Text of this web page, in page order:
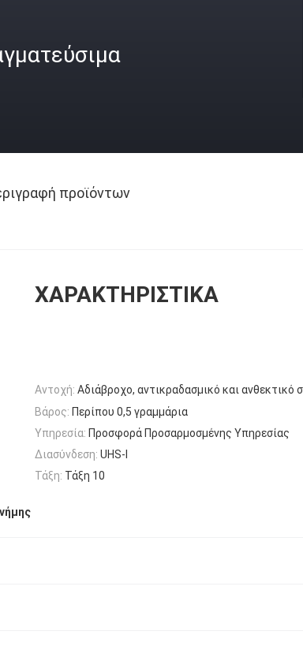
προϊόντων
ΧΑΡΑΚΤΗΡΙΣΤΙΚΆ
Αντοχή: Αδιάβροχο, αντικραδασμικό και ανθεκτικό
Βάρος: Περίπου 0,5 γραμμάρια
Υπηρεσία: Προσφορά Προσαρμοσμένης Υπηρεσίας
Διασύνδεση: UHS-I
Τάξη: Τάξη 10